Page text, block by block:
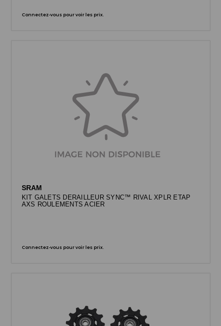
Connectez-vous pour voir les prix.
SRAM
KIT GALETS DERAILLEUR SYNC™ RIVAL XPLR ETAP
AXS ROULEMENTS ACIER
Connectez-vous pour voir les prix.